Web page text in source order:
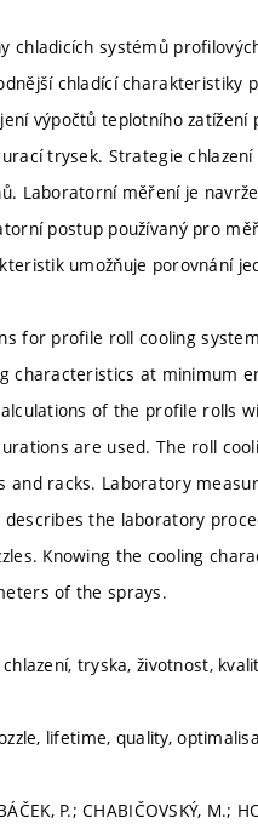
chladicích systémů
chladící charakteristiky
výpočtů teplotního
trysek. Strategie
Laboratorní měření je
postup používaný pro
umožňuje porovnání
for profile roll cooling
characteristics at minimum
of the profile rolls
are used. The roll
and racks. Laboratory
describes the laboratory
Knowing the cooling
of the sprays.
chlazení, tryska, životnost,
lifetime, quality,
P.; CHABIČOVSKÝ, M.;